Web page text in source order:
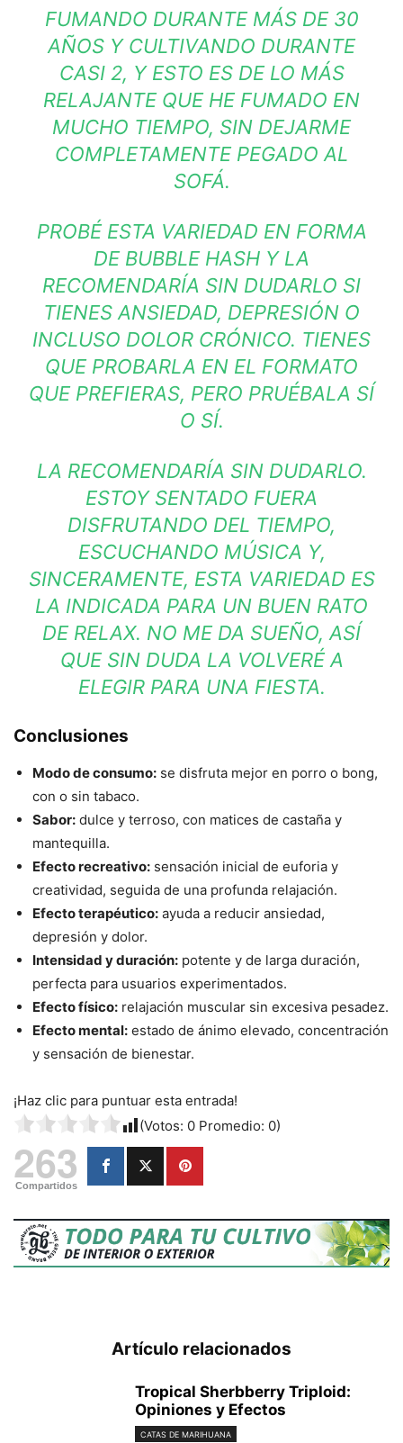
FUMANDO DURANTE MÁS DE 30
AÑOS Y CULTIVANDO DURANTE
CASI 2, Y ESTO ES DE LO MÁS
RELAJANTE QUE HE FUMADO EN
MUCHO TIEMPO, SIN DEJARME
COMPLETAMENTE PEGADO AL
SOFÁ.
PROBÉ ESTA VARIEDAD EN FORMA
DE BUBBLE HASH Y LA
RECOMENDARÍA SIN DUDARLO SI
TIENES ANSIEDAD, DEPRESIÓN O
INCLUSO DOLOR CRÓNICO. TIENES
QUE PROBARLA EN EL FORMATO
QUE PREFIERAS, PERO PRUÉBALA SÍ
O SÍ.
LA RECOMENDARÍA SIN DUDARLO.
ESTOY SENTADO FUERA
DISFRUTANDO DEL TIEMPO,
ESCUCHANDO MÚSICA Y,
SINCERAMENTE, ESTA VARIEDAD ES
LA INDICADA PARA UN BUEN RATO
DE RELAX. NO ME DA SUEÑO, ASÍ
QUE SIN DUDA LA VOLVERÉ A
ELEGIR PARA UNA FIESTA.
Conclusiones
Modo de consumo: se disfruta mejor en porro o bong,
con o sin tabaco.
Sabor: dulce y terroso, con matices de castaña y
mantequilla.
Efecto recreativo: sensación inicial de euforia y
creatividad, seguida de una profunda relajación.
Efecto terapéutico: ayuda a reducir ansiedad,
depresión y dolor.
Intensidad y duración: potente y de larga duración,
perfecta para usuarios experimentados.
Efecto físico: relajación muscular sin excesiva pesadez.
Efecto mental: estado de ánimo elevado, concentración
y sensación de bienestar.
¡Haz clic para puntuar esta entrada!
(Votos: 0 Promedio: 0)
263
Compartidos
Artículo relacionados
Tropical Sherbberry Triploid:
Opiniones y Efectos
CATAS DE MARIHUANA